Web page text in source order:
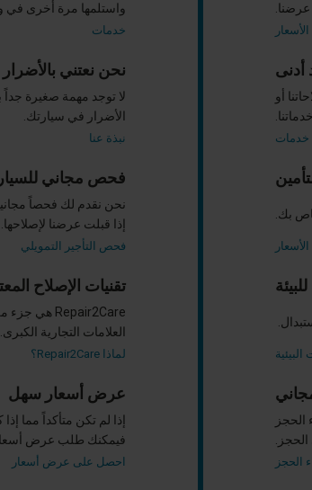
أو
خدماتنا.
خدمات
بك.
البيئية
الحجز
الحجز
واستلمها مرة أخرى في
خدمات
نحن نعتني
لا توجد مهمة صغيرة جداً
الأضرار في سيارتك.
نبذة عنا
فحص مجاني
نحن نقدم لك فحصاً
إذا قبلت عرضنا لإصلاحها.
فحص التأجير التمويلي
تقنيات الإصلاح
العلامات التجارية الكبرى.
لماذا Repair2Care؟
عرض أسعار سهل
إذا لم تكن متأكداً مما
فيمكنك طلب عرض أسعار
احصل على عرض أسعار